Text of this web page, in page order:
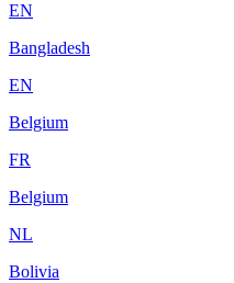
EN
Bangladesh
EN
Belgium
FR
Belgium
NL
Bolivia